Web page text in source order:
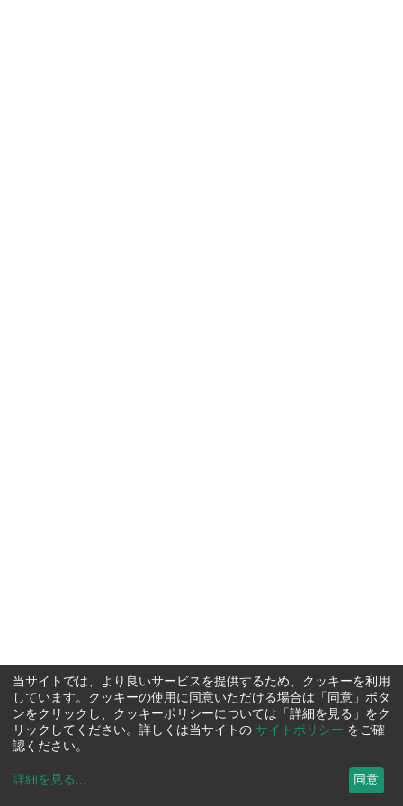
当サイトでは、より良いサービスを提供するため、クッキーを利用
しています。クッキーの使用に同意いただける場合は「同意」ボタ
ンをクリックし、クッキーポリシーについては「詳細を見る」をク
リックしてください。詳しくは当サイトの サイトポリシー をご確
認ください。
詳細を見る ... 同意